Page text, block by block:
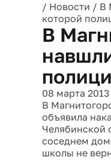
/ Новости / В
которой
В
08 марта 2013
В
объявила
Челябинской
соседнем
школы не